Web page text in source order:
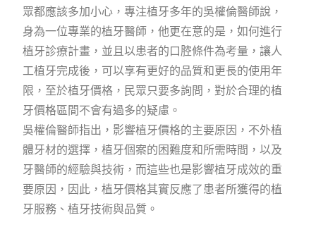
眾都應該多加小心，專注植牙多年的吳權倫醫師說，
身為一位專業的植牙醫師，他更在意的是，如何進行
植牙診療計畫，並且以患者的口腔條件為考量，讓人
工植牙完成後，可以享有更好的品質和更長的使用年
限，至於植牙價格，民眾只要多詢問，對於合理的植
牙價格區間不會有過多的疑慮。
吳權倫醫師指出，影響植牙價格的主要原因，不外植
體牙材的選擇，植牙個案的困難度和所需時間，以及
牙醫師的經驗與技術，而這些也是影響植牙成效的重
要原因，因此，植牙價格其實反應了患者所獲得的植
牙服務、植牙技術與品質。